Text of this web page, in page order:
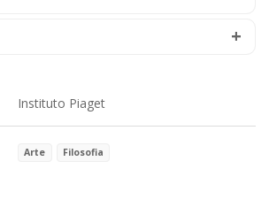
Instituto Piaget
Arte Filosofia